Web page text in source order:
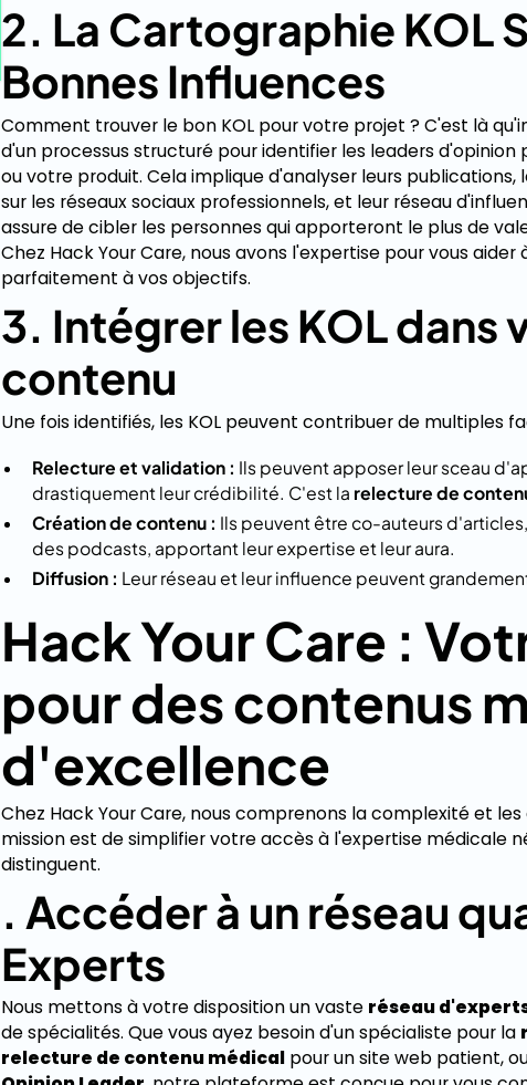
2. La Cartographie KOL
Bonnes Influences
Comment trouver le bon KOL pour votre projet ? C'est là
d'un processus structuré pour identifier les leaders
ou votre produit. Cela implique d'analyser leurs
sur les réseaux sociaux professionnels, et leur réseau
assure de cibler les personnes qui apporteront le plus de
Chez Hack Your Care, nous avons l'expertise pour vous aider
parfaitement à vos objectifs.
3. Intégrer les KOL
contenu
Une fois identifiés, les KOL peuvent contribuer de multiples
Relecture et validation : Ils peuvent apposer leur sceau
drastiquement leur crédibilité. C'est la relecture de
Création de contenu : Ils peuvent être co-auteurs
des podcasts, apportant leur expertise et leur aura.
Diffusion : Leur réseau et leur influence peuvent
Hack Your Care :
pour des contenus
d'excellence
Chez Hack Your Care, nous comprenons la complexité et
mission est de simplifier votre accès à l'expertise médicale
distinguent.
. Accéder à un réseau
Experts
Nous mettons à votre disposition un vaste réseau
de spécialités. Que vous ayez besoin d'un spécialiste pour la
relecture de contenu médical pour un site web patient,